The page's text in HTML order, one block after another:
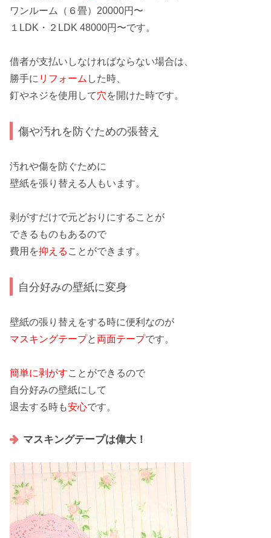
ワンルーム（６畳）20000円〜
１LDK・２LDK 48000円〜です。
借者が支払いしなければならない場合は、
勝手に リフォーム した時、
釘やネジを使用して穴を開けた時です。
傷や汚れを防ぐための張替え
汚れや傷を防ぐために
壁紙を張り替える人もいます。
剥がすだけで元どおり にすることが
できるものもあるので
費用 を抑える ことができます。
自分好みの壁紙に変身
壁紙の張り替え をする時に便利なのが
マスキングテープと 両面テープです。
簡単に剥がすことができるので
自分好みの壁紙にして
退去する時も安心です。
マスキングテープは偉大！